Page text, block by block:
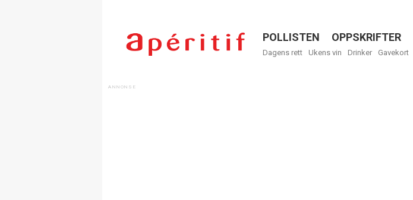
Menu
POLLISTEN OPPSKRIFTER
Dagens rett Ukens vin Drinker Gavekort